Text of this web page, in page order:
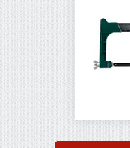
3282-74
ГОСТ